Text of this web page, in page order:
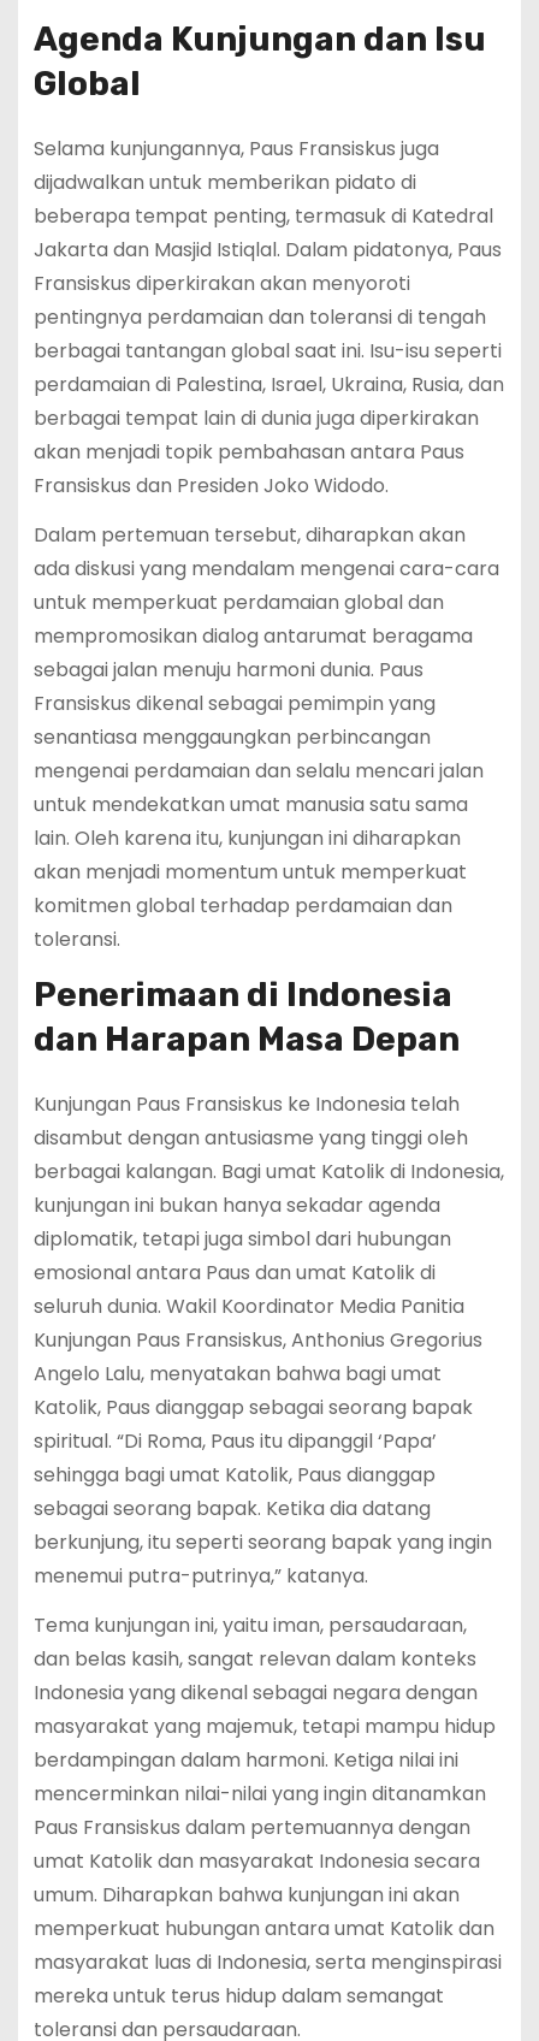
Agenda Kunjungan dan Isu
Global
Selama kunjungannya, Paus Fransiskus juga
dijadwalkan untuk memberikan pidato di
beberapa tempat penting, termasuk di Katedral
Jakarta dan Masjid Istiqlal. Dalam pidatonya, Paus
Fransiskus diperkirakan akan menyoroti
pentingnya perdamaian dan toleransi di tengah
berbagai tantangan global saat ini. Isu-isu seperti
perdamaian di Palestina, Israel, Ukraina, Rusia, dan
berbagai tempat lain di dunia juga diperkirakan
akan menjadi topik pembahasan antara Paus
Fransiskus dan Presiden Joko Widodo.
Dalam pertemuan tersebut, diharapkan akan
ada diskusi yang mendalam mengenai cara-cara
untuk memperkuat perdamaian global dan
mempromosikan dialog antarumat beragama
sebagai jalan menuju harmoni dunia. Paus
Fransiskus dikenal sebagai pemimpin yang
senantiasa menggaungkan perbincangan
mengenai perdamaian dan selalu mencari jalan
untuk mendekatkan umat manusia satu sama
lain. Oleh karena itu, kunjungan ini diharapkan
akan menjadi momentum untuk memperkuat
komitmen global terhadap perdamaian dan
toleransi.
Penerimaan di Indonesia
dan Harapan Masa Depan
Kunjungan Paus Fransiskus ke Indonesia telah
disambut dengan antusiasme yang tinggi oleh
berbagai kalangan. Bagi umat Katolik di Indonesia,
kunjungan ini bukan hanya sekadar agenda
diplomatik, tetapi juga simbol dari hubungan
emosional antara Paus dan umat Katolik di
seluruh dunia. Wakil Koordinator Media Panitia
Kunjungan Paus Fransiskus, Anthonius Gregorius
Angelo Lalu, menyatakan bahwa bagi umat
Katolik, Paus dianggap sebagai seorang bapak
spiritual. “Di Roma, Paus itu dipanggil ‘Papa’
sehingga bagi umat Katolik, Paus dianggap
sebagai seorang bapak. Ketika dia datang
berkunjung, itu seperti seorang bapak yang ingin
menemui putra-putrinya,” katanya.
Tema kunjungan ini, yaitu iman, persaudaraan,
dan belas kasih, sangat relevan dalam konteks
Indonesia yang dikenal sebagai negara dengan
masyarakat yang majemuk, tetapi mampu hidup
berdampingan dalam harmoni. Ketiga nilai ini
mencerminkan nilai-nilai yang ingin ditanamkan
Paus Fransiskus dalam pertemuannya dengan
umat Katolik dan masyarakat Indonesia secara
umum. Diharapkan bahwa kunjungan ini akan
memperkuat hubungan antara umat Katolik dan
masyarakat luas di Indonesia, serta menginspirasi
mereka untuk terus hidup dalam semangat
toleransi dan persaudaraan.